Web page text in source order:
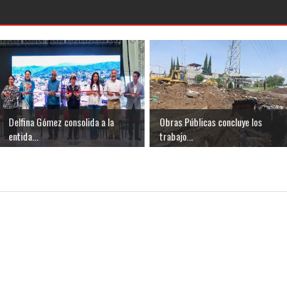
Delfina Gómez consolida a la
entida...
Obras Públicas concluye los
trabajo...